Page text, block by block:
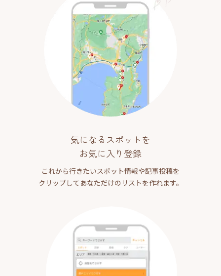
気になるスポットを
お気に入り登録
これから行きたいスポット情報や記事投稿を
クリップしてあなただけのリストを作れます。